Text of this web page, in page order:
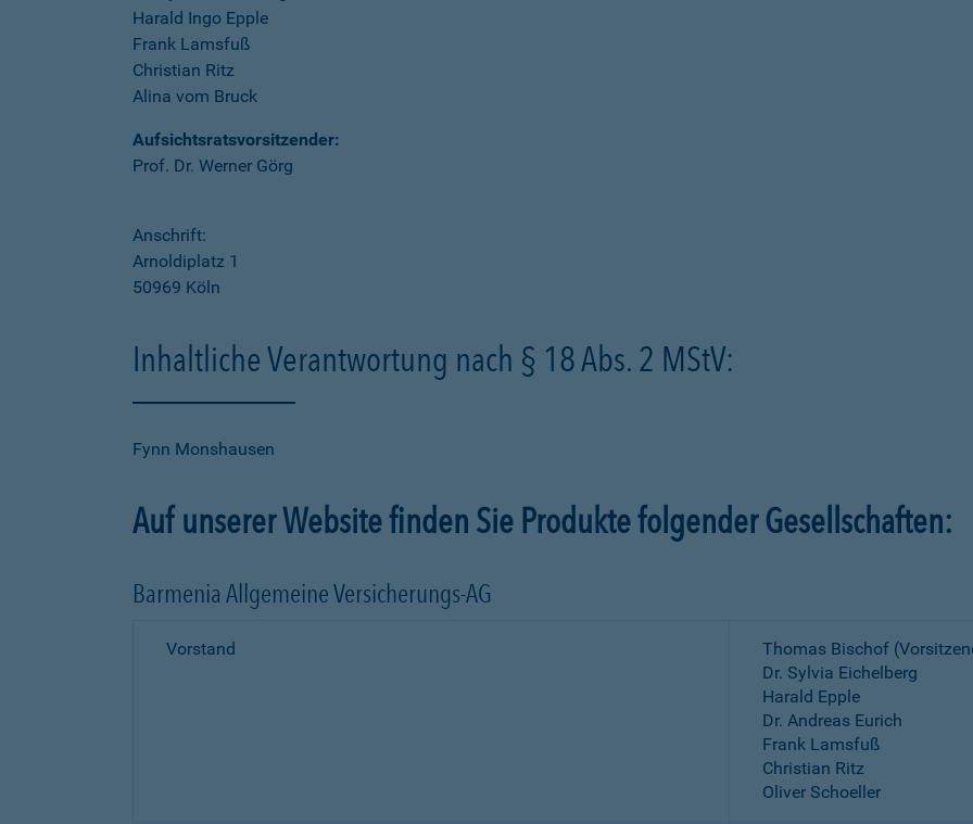
Harald Ingo Epple
Frank Lamsfuß
Christian Ritz
Alina vom Bruck
Aufsichtsratsvorsitzender:
Prof. Dr. Werner Görg
Anschrift:
Arnoldiplatz 1
50969 Köln
Inhaltliche Verantwortung nach § 18 Abs. 2 MStV:
Fynn Monshausen
Auf unserer Website finden Sie Produkte folgender Gesellschaften:
Barmenia Allgemeine Versicherungs-AG
Vorstand
Thomas Bischof
Dr. Sylvia Eichelberg
Harald Epple
Dr. Andreas Eurich
Frank Lamsfuß
Christian Ritz
Oliver Schoeller